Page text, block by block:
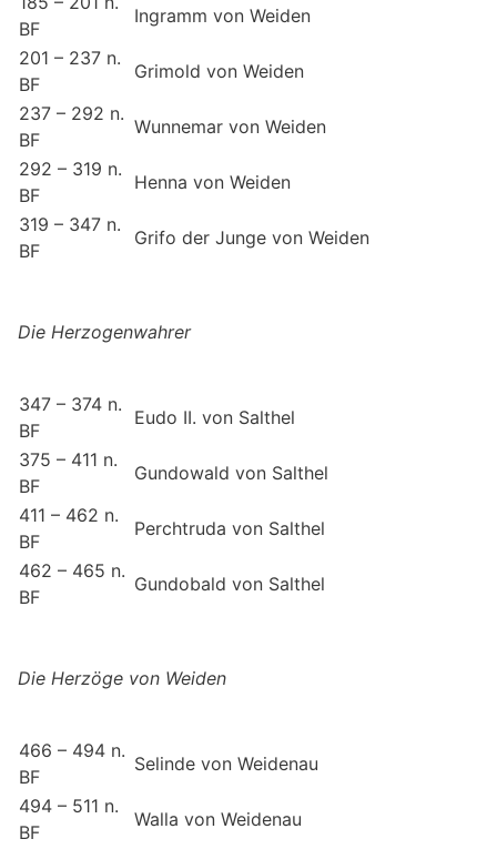
BF
Ingramm von Weiden
201 – 237 n.
BF
Grimold von Weiden
237 – 292 n.
BF
Wunnemar von Weiden
292 – 319 n.
BF
Henna von Weiden
319 – 347 n.
BF
Grifo der Junge von Weiden
Die Herzogenwahrer
347 – 374 n.
BF
Eudo II. von Salthel
375 – 411 n.
BF
Gundowald von Salthel
411 – 462 n.
BF
Perchtruda von Salthel
462 – 465 n.
BF
Gundobald von Salthel
Die Herzöge von Weiden
466 – 494 n.
BF
Selinde von Weidenau
494 – 511 n.
BF
Walla von Weidenau